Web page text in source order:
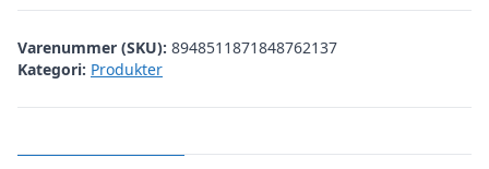
Varenummer (SKU): 8948511871848762137
Kategori: Produkter